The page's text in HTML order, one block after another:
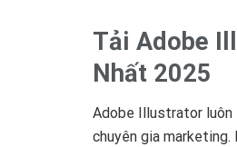
Tải Adobe
Nhất 2025
Adobe Illustrator luôn
chuyên gia marketing.